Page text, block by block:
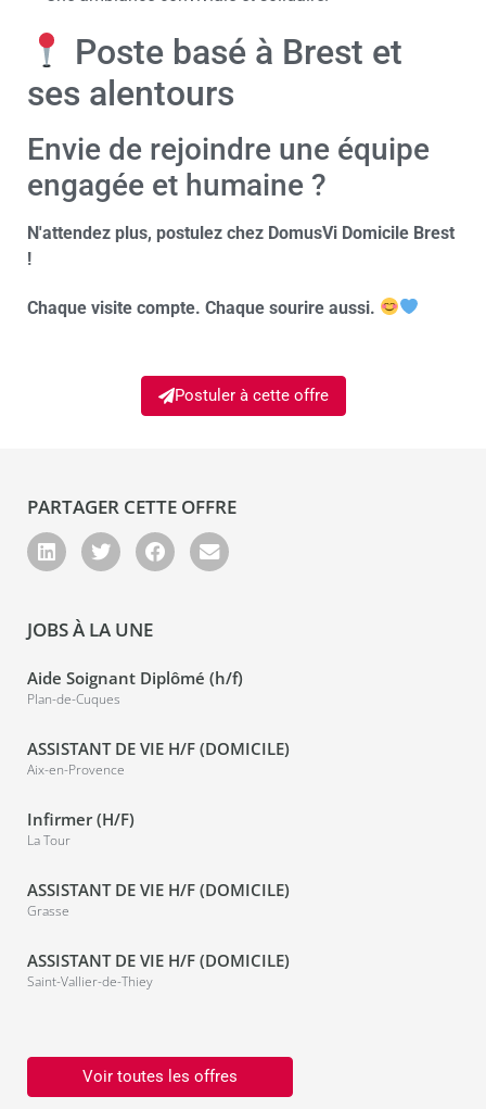
Poste basé à Brest et
ses alentours
Envie de rejoindre une équipe
engagée et humaine ?
N'attendez plus, postulez chez DomusVi Domicile Brest
!
Chaque visite compte. Chaque sourire aussi.
Postuler à cette offre
PARTAGER CETTE OFFRE
JOBS À LA UNE
Aide Soignant Diplômé (h/f)
Plan-de-Cuques
ASSISTANT DE VIE H/F (DOMICILE)
Aix-en-Provence
Infirmer (H/F)
La Tour
ASSISTANT DE VIE H/F (DOMICILE)
Grasse
ASSISTANT DE VIE H/F (DOMICILE)
Saint-Vallier-de-Thiey
Voir toutes les offres